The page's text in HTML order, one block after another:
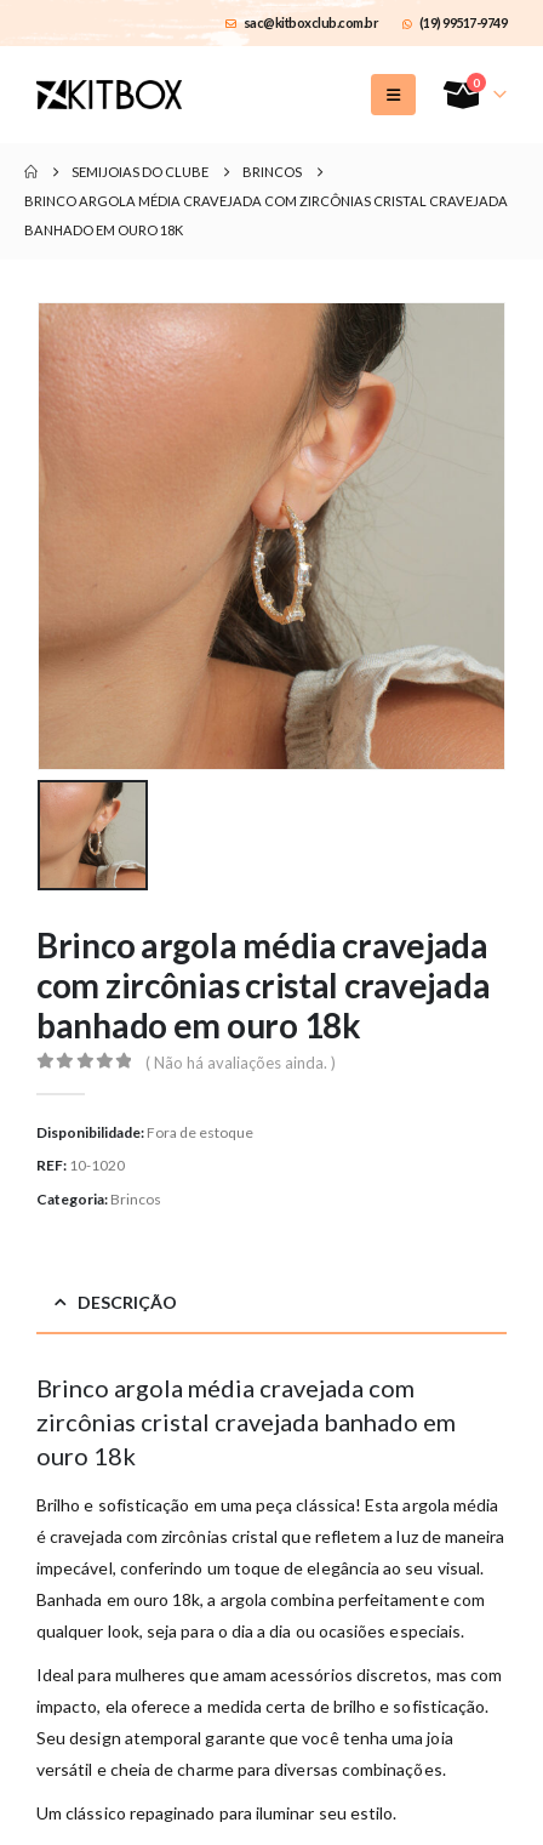
sac@kitboxclub.com.br (19) 99517-9749
0
SEMIJOIAS DO CLUBE
BRINCOS
BRINCO ARGOLA MÉDIA CRAVEJADA COM ZIRCÔNIAS CRISTAL CRAVEJADA
BANHADO EM OURO 18K
Brinco argola média cravejada
com zircônias cristal cravejada
banhado em ouro 18k
( Não há avaliações ainda. )
Disponibilidade: Fora de estoque
REF: 10-1020
Categoria: Brincos
DESCRIÇÃO
Brinco argola média cravejada com
zircônias cristal cravejada banhado em
ouro 18k
Brilho e sofisticação em uma peça clássica! Esta argola média
é cravejada com zircônias cristal que refletem a luz de maneira
impecável, conferindo um toque de elegância ao seu visual.
Banhada em ouro 18k, a argola combina perfeitamente com
qualquer look, seja para o dia a dia ou ocasiões especiais.
Ideal para mulheres que amam acessórios discretos, mas com
impacto, ela oferece a medida certa de brilho e sofisticação.
Seu design atemporal garante que você tenha uma joia
versátil e cheia de charme para diversas combinações.
Um clássico repaginado para iluminar seu estilo.